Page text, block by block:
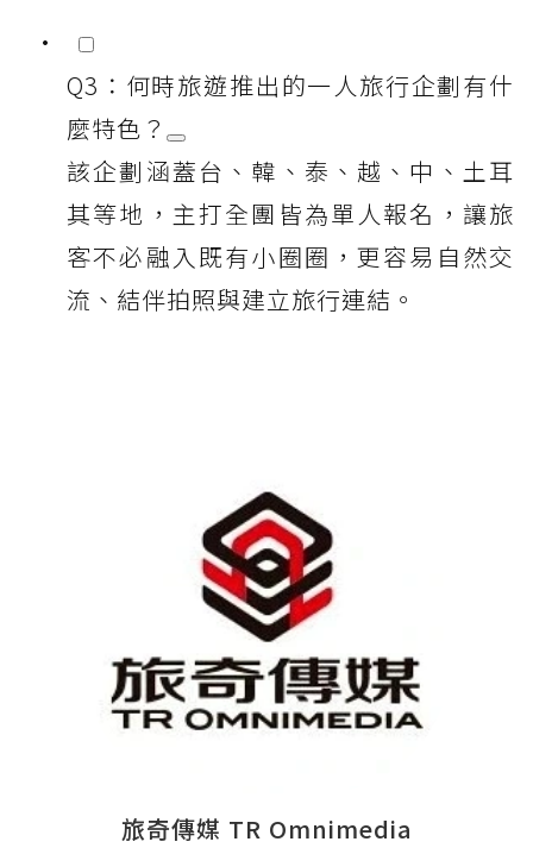
Q3：何時旅遊推出的一人旅行企劃有什
麼特色？
該企劃涵蓋台、韓、泰、越、中、土耳
其等地，主打全團皆為單人報名，讓旅
客不必融入既有小圈圈，更容易自然交
流、結伴拍照與建立旅行連結。
旅奇傳媒 TR Omnimedia